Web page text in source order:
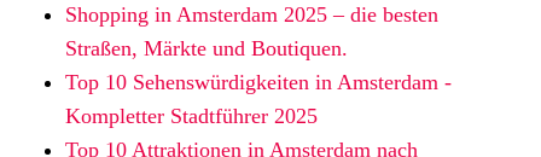
Shopping in Amsterdam 2025 – die besten
Straßen, Märkte und Boutiquen.
Top 10 Sehenswürdigkeiten in Amsterdam -
Kompletter Stadtführer 2025
Top 10 Attraktionen in Amsterdam nach